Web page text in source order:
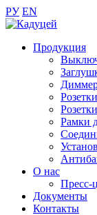
РУ EN
Продукция
Рамки
О нас
Пресс-
Документы
Контакты